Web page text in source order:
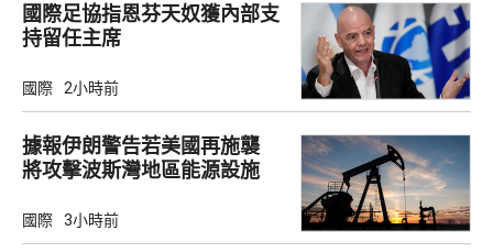
國際足協指恩芬天奴獲內部支
持留任主席
國際 2小時前
據報伊朗警告若美國再施襲
將攻擊波斯灣地區能源設施
國際 3小時前